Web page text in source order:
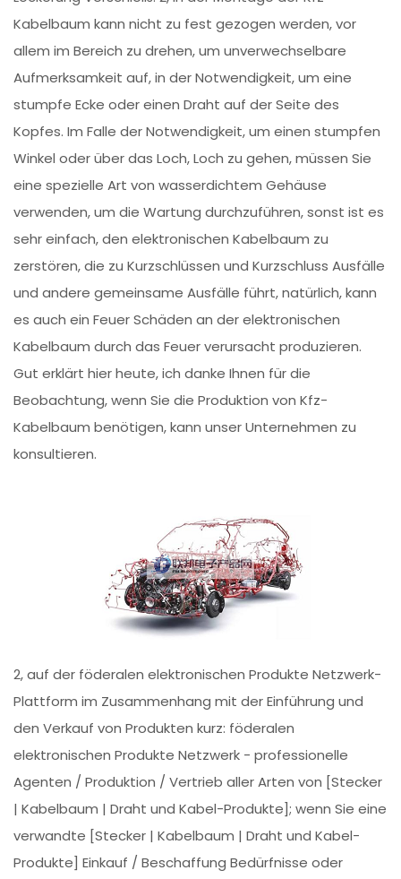
Kabelbaum kann nicht zu fest gezogen werden, vor
allem im Bereich zu drehen, um unverwechselbare
Aufmerksamkeit auf, in der Notwendigkeit, um eine
stumpfe Ecke oder einen Draht auf der Seite des
Kopfes. Im Falle der Notwendigkeit, um einen stumpfen
Winkel oder über das Loch, Loch zu gehen, müssen Sie
eine spezielle Art von wasserdichtem Gehäuse
verwenden, um die Wartung durchzuführen, sonst ist es
sehr einfach, den elektronischen Kabelbaum zu
zerstören, die zu Kurzschlüssen und Kurzschluss Ausfälle
und andere gemeinsame Ausfälle führt, natürlich, kann
es auch ein Feuer Schäden an der elektronischen
Kabelbaum durch das Feuer verursacht produzieren.
Gut erklärt hier heute, ich danke Ihnen für die
Beobachtung, wenn Sie die Produktion von Kfz-
Kabelbaum benötigen, kann unser Unternehmen zu
konsultieren.
2, auf der föderalen elektronischen Produkte Netzwerk-
Plattform im Zusammenhang mit der Einführung und
den Verkauf von Produkten kurz: föderalen
elektronischen Produkte Netzwerk - professionelle
Agenten / Produktion / Vertrieb aller Arten von [Stecker
| Kabelbaum | Draht und Kabel-Produkte]; wenn Sie eine
verwandte [Stecker | Kabelbaum | Draht und Kabel-
Produkte] Einkauf / Beschaffung Bedürfnisse oder